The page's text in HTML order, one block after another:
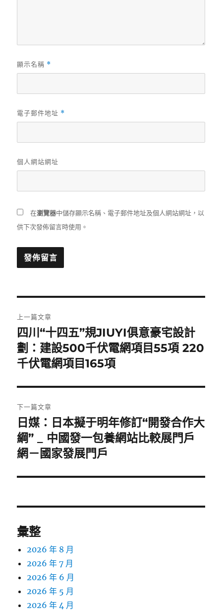
顯示名稱 *
電子郵件地址 *
個人網站網址
在瀏覽器中儲存顯示名稱、電子郵件地址及個人網站網址，以
供下次發佈留言時使用。
章
導
覽
上一篇文章
上
一
篇
章:
四川“十四五”規JIUYI俱意豪宅設計
劃：建設500千伏電網項目55項 220
千伏電網項目165項
下一篇文章
下
一
篇
章:
日媒：日本擬于明年修訂“開發合作大
綱” _ 中國發一包養網站比較展門戶
網－國家發展門戶
彙整
2026 年 8 月
2026 年 7 月
2026 年 6 月
2026 年 5 月
2026 年 4 月